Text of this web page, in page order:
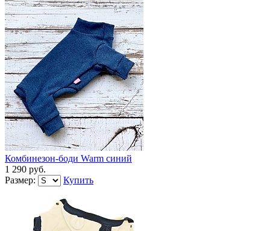
Комбинезон-боди Warm синий
1 290 руб.
Размер:
Купить